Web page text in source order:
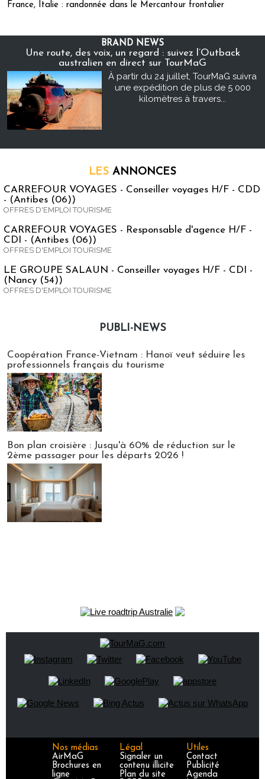
France, Italie : randonnée dans le Mercantour frontalier
BRAND NEWS
Une route, des voix, un regard : suivez l’Outback
australien en direct sur TourMaG
À partir du 24 juillet, TourMaG suivra
une expédition de plus de 5 000
kilomètres à travers...
LES ANNONCES
CARREFOUR VOYAGES - Conseiller voyages H/F - CDD
- (Antibes (06))
OFFRES D'EMPLOI TOURISME
CARREFOUR VOYAGES - Responsable d'agence H/F -
CDI - (Antibes (06))
OFFRES D'EMPLOI TOURISME
LE GROUPE SALAUN - Conseiller voyages H/F - CDI -
(Nancy (54))
OFFRES D'EMPLOI TOURISME
PUBLI-NEWS
Coopération France-Vietnam : Hanoï veut séduire les
professionnels français du tourisme
Bon plan croisière : Jusqu'à 60% de réduction sur le
2ème passager pour les départs 2026 !
Nos médias
AirMaG
Brochures en
ligne
Légal
Signaler un
contenu illicite
Plan du site
Utiles
Contact
Publicité
Agenda